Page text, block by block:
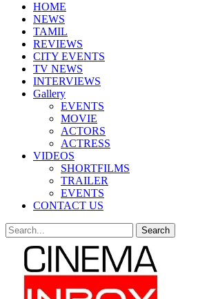
HOME
NEWS
TAMIL
REVIEWS
CITY EVENTS
TV NEWS
INTERVIEWS
Gallery
EVENTS
MOVIE
ACTORS
ACTRESS
VIDEOS
SHORTFILMS
TRAILER
EVENTS
CONTACT US